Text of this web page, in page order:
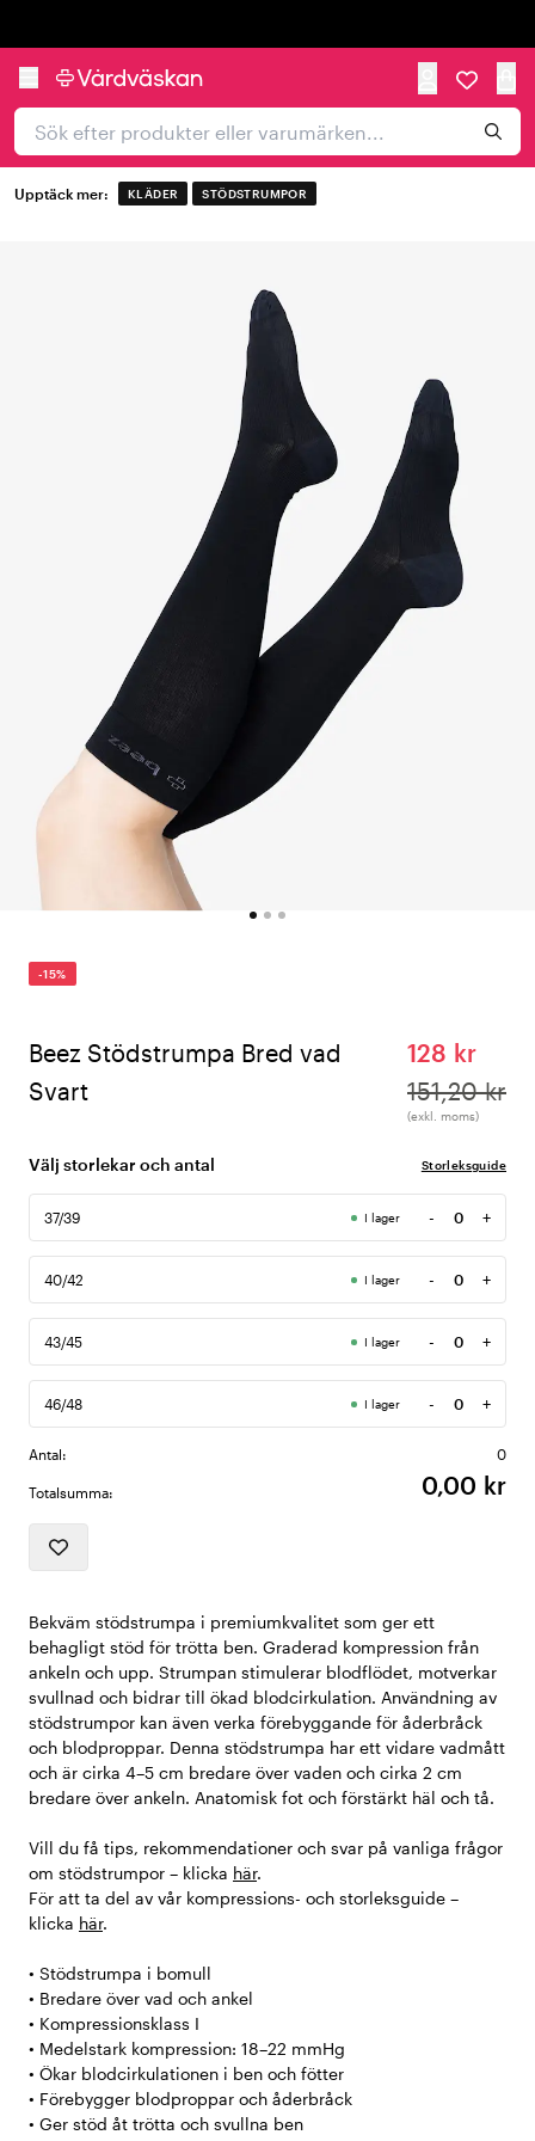
Upptäck mer: KLÄDER STÖDSTRUMPOR
-15%
Beez Stödstrumpa Bred vad
Svart
128 kr
151,20 kr
(exkl. moms)
Välj storlekar och antal Storleksguide
37/39 I lager -
Antal
+
40/42 I lager -
Antal
+
43/45 I lager -
Antal
+
46/48 I lager -
Antal
+
Antal: 0
Totalsumma: 0,00 kr
Bekväm stödstrumpa i premiumkvalitet som ger ett
behagligt stöd för trötta ben. Graderad kompression från
ankeln och upp. Strumpan stimulerar blodflödet, motverkar
svullnad och bidrar till ökad blodcirkulation. Användning av
stödstrumpor kan även verka förebyggande för åderbråck
och blodproppar. Denna stödstrumpa har ett vidare vadmått
och är cirka 4–5 cm bredare över vaden och cirka 2 cm
bredare över ankeln. Anatomisk fot och förstärkt häl och tå.
Vill du få tips, rekommendationer och svar på vanliga frågor
om stödstrumpor – klicka här.
För att ta del av vår kompressions- och storleksguide –
klicka här.
• Stödstrumpa i bomull
• Bredare över vad och ankel
• Kompressionsklass I
• Medelstark kompression: 18–22 mmHg
• Ökar blodcirkulationen i ben och fötter
• Förebygger blodproppar och åderbråck
• Ger stöd åt trötta och svullna ben